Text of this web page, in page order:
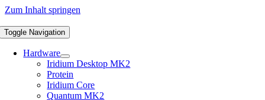
Zum Inhalt springen
Toggle Navigation
Hardware
Iridium Desktop MK2
Protein
Iridium Core
Quantum MK2